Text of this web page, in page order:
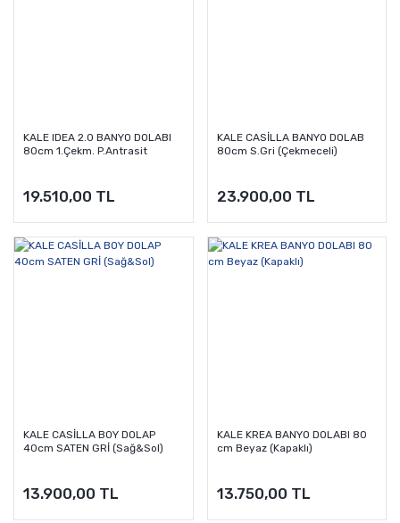
KALE IDEA 2.0 BANYO DOLABI
80cm 1.Çekm. P.Antrasit
19.510,00 TL
KALE CASİLLA BANYO DOLAB
80cm S.Gri (Çekmeceli)
23.900,00 TL
KALE CASİLLA BOY DOLAP
40cm SATEN GRİ (Sağ&Sol)
13.900,00 TL
KALE KREA BANYO DOLABI 80
cm Beyaz (Kapaklı)
13.750,00 TL